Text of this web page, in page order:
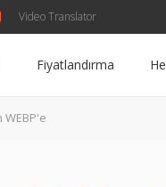
Video Translator
Fiyatlandırma
WEBP'e